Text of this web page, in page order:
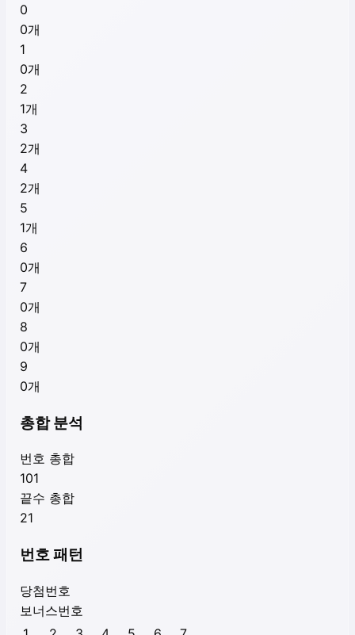
0
0개
1
0개
2
1개
3
2개
4
2개
5
1개
6
0개
7
0개
8
0개
9
0개
총합 분석
번호 총합
101
끝수 총합
21
번호 패턴
당첨번호
보너스번호